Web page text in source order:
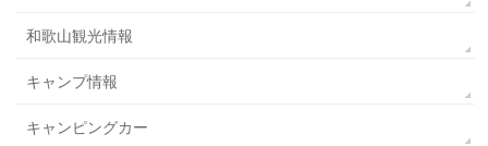
和歌山観光情報
キャンプ情報
キャンピングカー